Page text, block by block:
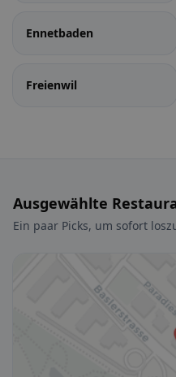
Ennetbaden
Freienwil
Ausgewählte
Ein paar Picks, um sofort